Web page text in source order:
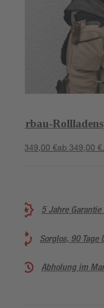
Vorbau-
ab 349,00 €ab 349,00 €.
5 Jahre
Sorglos, 90 Tage
Abholung im